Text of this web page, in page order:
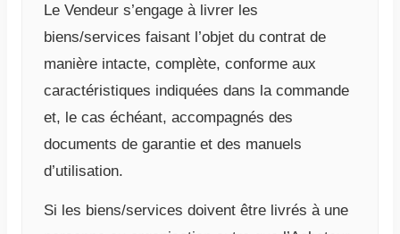
Le Vendeur s’engage à livrer les
biens/services faisant l’objet du contrat de
manière intacte, complète, conforme aux
caractéristiques indiquées dans la commande
et, le cas échéant, accompagnés des
documents de garantie et des manuels
d’utilisation.
Si les biens/services doivent être livrés à une